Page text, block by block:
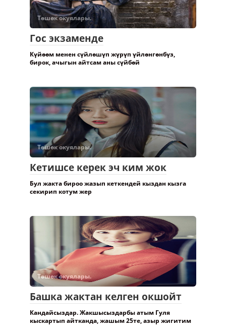
Төшөк окуялары.
Гос экзаменде
Күйөөм менен сүйлөшүп жүрүп үйлөнгөнбүз,
бирок, ачыгын айтсам аны сүйбөй
Төшөк окуялары.
Кетишсе керек эч ким жок
Бул жакта бироо жазып кеткендей кыздан кызга
секирип котум жер
Төшөк окуялары.
Башка жактан келген окшойт
Кандайсыздар. Жакшысыздарбы атым Гуля
кыскартып айтканда, жашым 25те, азыр жигитим